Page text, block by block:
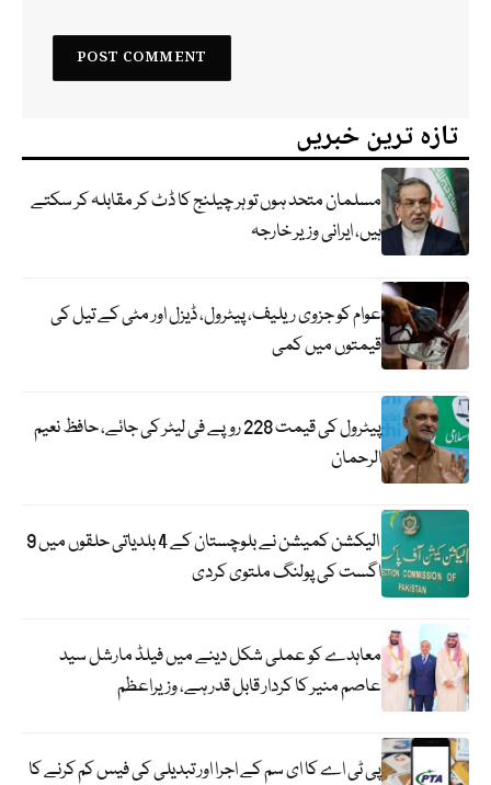
تازہ ترین خبریں
مسلمان متحد ہوں تو ہر چیلنج کا ڈٹ کر مقابلہ کر سکتے
ہیں، ایرانی وزیر خارجہ
عوام کو جزوی ریلیف، پیٹرول، ڈیزل اور مٹی کے تیل کی
قیمتوں میں کمی
پیٹرول کی قیمت 228 روپے فی لیٹر کی جائے، حافظ نعیم
الرحمان
الیکشن کمیشن نے بلوچستان کے 4 بلدیاتی حلقوں میں 9
اگست کی پولنگ ملتوی کردی
معاہدے کو عملی شکل دینے میں فیلڈ مارشل سید
عاصم منیر کا کردار قابل قدر ہے، وزیراعظم
پی ٹی اے کا ای سم کے اجرا اور تبدیلی کی فیس کم کرنے کا